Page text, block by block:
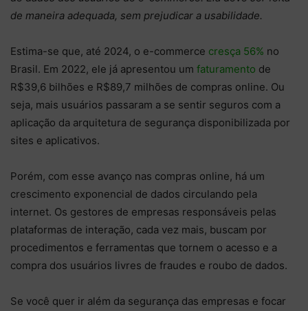
de maneira adequada, sem prejudicar a usabilidade.
Estima-se que, até 2024, o e-commerce cresça 56% no
Brasil. Em 2022, ele já apresentou um faturamento de
R$39,6 bilhões e R$89,7 milhões de compras online. Ou
seja, mais usuários passaram a se sentir seguros com a
aplicação da arquitetura de segurança disponibilizada por
sites e aplicativos.
Porém, com esse avanço nas compras online, há um
crescimento exponencial de dados circulando pela
internet. Os gestores de empresas responsáveis pelas
plataformas de interação, cada vez mais, buscam por
procedimentos e ferramentas que tornem o acesso e a
compra dos usuários livres de fraudes e roubo de dados.
Se você quer ir além da segurança das empresas e focar